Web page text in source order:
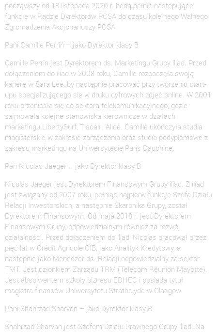
począwszy od 18 listopada 2020 r. będą pełnić następujące
funkcje w Radzie Dyrektorów PCSA do czasu kolejnego Walnego
Zgromadzenia Akcjonariuszy PCSA:
Pani Camille Perrin – jako Dyrektor klasy B
Camille Perrin jest Dyrektorem ds. Marketingu Grupy iliad. Przed
dołączeniem do iliad w 2008 roku, Camille rozpoczęła swoją
karierę w Sara Lee, by następnie pracować przy tworzeniu start-
upu specjalizującego się w druku cyfrowych zdjęć online. W 2001
roku przeniosła się do sektora telekomunikacyjnego, gdzie
zajmowała kolejne stanowiska kierownicze w działach
marketingu LibertySurf, Tiscali i Alice. Camille ukończyła studia
magisterskie w zakresie zarządzania oraz studia podyplomowe z
zakresu marketingu na Uniwersytecie Paris Dauphine.
Pan Nicolas Jaeger – jako Dyrektor klasy B
Nicolas Jaeger jest Dyrektorem Finansowym Grupy iliad. Z iliad
jest związany od 2007 roku, pełniąc najpierw funkcję Szefa Działu
Relacji Inwestorskich, a następnie Skarbnika Grupy, został
Dyrektorem Finansowym. Od maja 2018 r. jest Dyrektorem
Finansowym Grupy, odpowiedzialnym również za rozwój
działalności. Przed dołączeniem do iliad, Nicolas pracował przez
pięć lat w Crédit Agricole CIB, jako Analityk Kredytowy, a
następnie jako Menedżer ds. Relacji odpowiedzialny za sektor
TMT. Jest członkiem Zarządu TRM (Telecom Réunion Mayotte).
Jest absolwentem szkoły biznesu EDHEC i posiada tytuł
magistra finansów Uniwersytetu Strathclyde w Glasgow.
Pani Shahrzad Sharvan – jako Dyrektor klasy B
Shahrzad Sharvan jest Szefem Działu Prawnego Grupy iliad. Na